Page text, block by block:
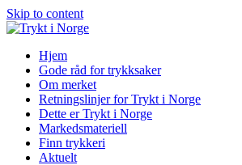
Skip to content
Hjem
Gode råd for trykksaker
Om merket
Retningslinjer for Trykt i Norge
Dette er Trykt i Norge
Markedsmateriell
Finn trykkeri
Aktuelt